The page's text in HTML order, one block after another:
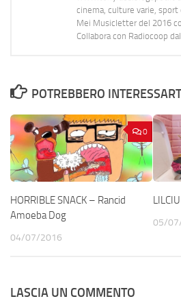
cinema, culture varie,
Mei Musicletter del 2016
Collabora con Radiocoop
POTREBBERO
0
HORRIBLE SNACK – Rancid
Amoeba Dog
04/07/2016
05/
LASCIA UN COMMENTO